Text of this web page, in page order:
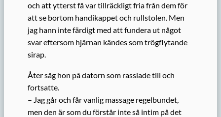
och att ytterst få var tillräckligt fria från dem för
att se bortom handikappet och rullstolen. Men
jag hann inte färdigt med att fundera ut något
svar eftersom hjärnan kändes som trögflytande
sirap.
Åter såg hon på datorn som rasslade till och
fortsatte.
– Jag går och får vanlig massage regelbundet,
men den är som du förstår inte så intim på det